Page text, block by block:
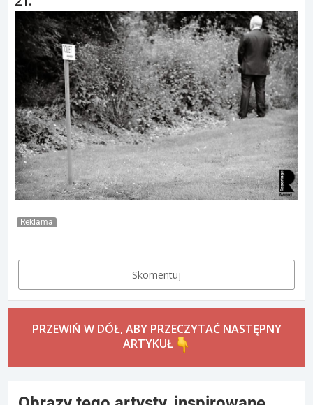
Reklama
Skomentuj
PRZEWIŃ W DÓŁ, ABY PRZECZYTAĆ NASTĘPNY
ARTYKUŁ